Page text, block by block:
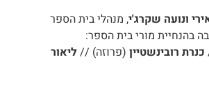
ונועה שקרג'י, מנהלי בית הספר
בהנחיית מורי בית הספר:
כנרת רובינשטיין (פרוזה) // ליאור